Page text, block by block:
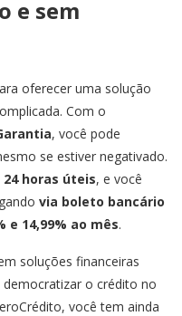
e sem
oferecer uma solução
Com o
, você pode
se estiver negativado.
horas úteis, e você
via boleto bancário
e 14,99% ao mês.
soluções financeiras
o crédito no
você tem ainda